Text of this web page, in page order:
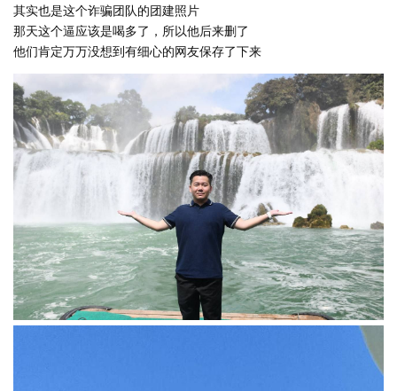
其实也是这个诈骗团队的团建照片
那天这个逼应该是喝多了，所以他后来删了
他们肯定万万没想到有细心的网友保存了下来